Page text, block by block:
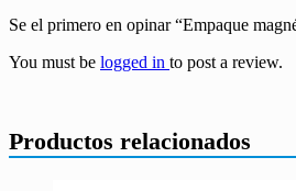
Se el primero en opinar “Empaque
You must be logged in to post a review.
Productos relacionados